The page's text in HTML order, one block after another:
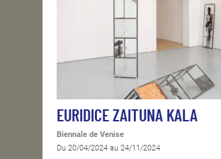
EURIDICE ZAITUNA KALA
Biennale de Venise
Du 20/04/2024 au 24/11/2024